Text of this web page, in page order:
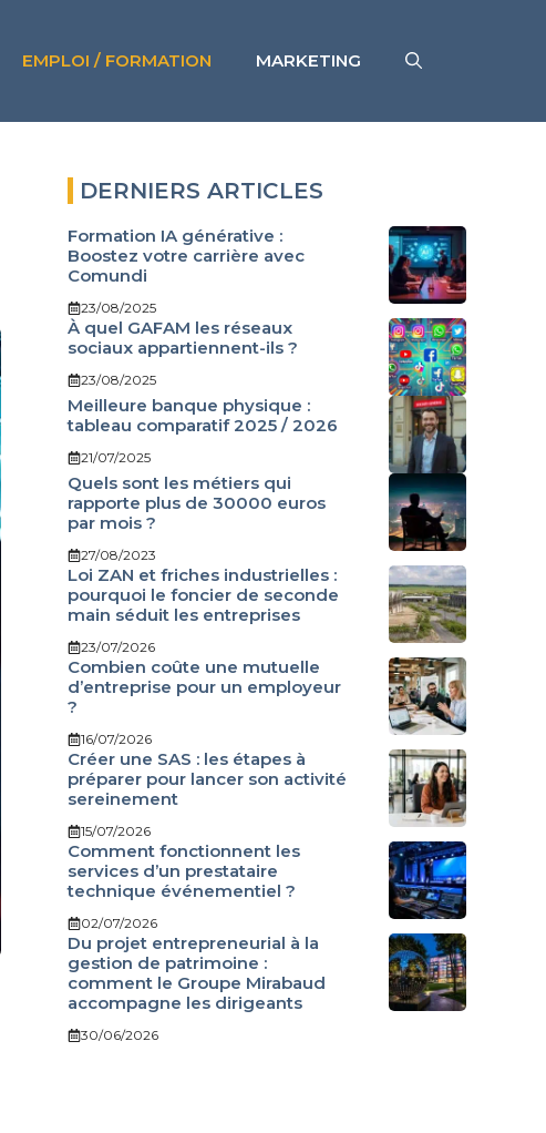
EMPLOI / FORMATION MARKETING
DERNIERS ARTICLES
Formation IA générative :
Boostez votre carrière avec
Comundi
23/08/2025
À quel GAFAM les réseaux
sociaux appartiennent-ils ?
23/08/2025
Meilleure banque physique :
tableau comparatif 2025 / 2026
21/07/2025
Quels sont les métiers qui
rapporte plus de 30000 euros
par mois ?
27/08/2023
Loi ZAN et friches industrielles :
pourquoi le foncier de seconde
main séduit les entreprises
23/07/2026
Combien coûte une mutuelle
d’entreprise pour un employeur
?
16/07/2026
Créer une SAS : les étapes à
préparer pour lancer son activité
sereinement
15/07/2026
Comment fonctionnent les
services d’un prestataire
technique événementiel ?
02/07/2026
Du projet entrepreneurial à la
gestion de patrimoine :
comment le Groupe Mirabaud
accompagne les dirigeants
30/06/2026